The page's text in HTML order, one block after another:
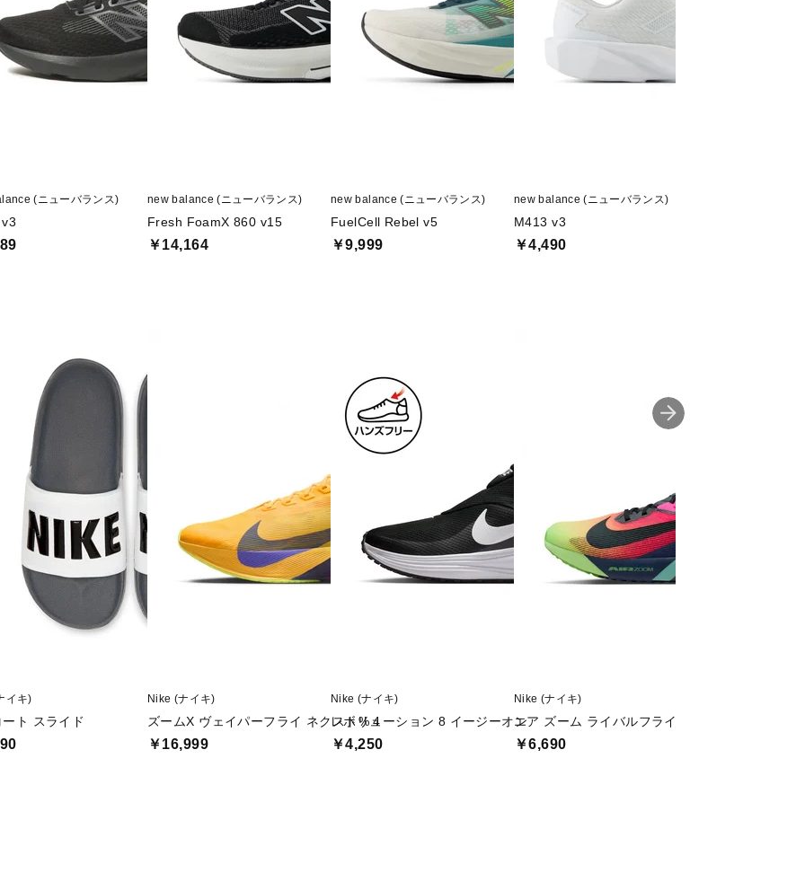
(ニューバランス) new balance (ニューバランス)
Fresh FoamX 860 v15
￥14,164
new balance (ニューバランス)
FuelCell Rebel v5
￥9,999
new balance (ニューバランス)
M413 v3
￥4,490
イキ)
ト スライド
Nike (ナイキ)
ズームX ヴェイパーフライ ネクスト% 4
￥16,999
Nike (ナイキ)
レボリューション 8 イージーオン
￥4,250
Nike (ナイキ)
エア ズーム ライバルフライ 4 GLAM
￥6,690